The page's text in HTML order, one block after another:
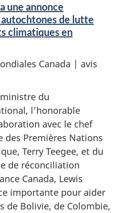
une annonce
de lutte
climatiques en
Canada | avis
du
l’honorable
avec le chef
des Premières Nations
Terry Teegee, et du
de réconciliation
Canada, Lewis
importante pour aider
de Bolivie, de Colombie,